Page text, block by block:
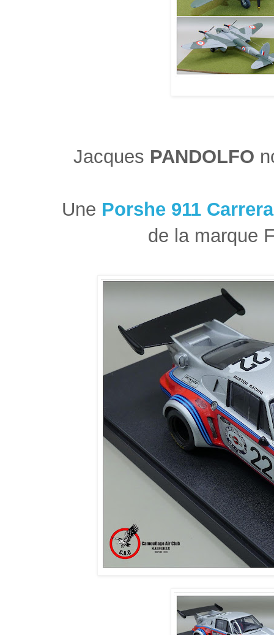
Jacques PANDOLFO
Une Porshe 911
de la marque